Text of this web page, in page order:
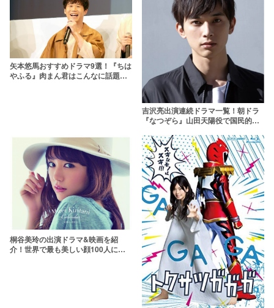
矢本悠馬おすすめドラマ9選！『ちは
やふる』肉まん君はこんなに話題作
吉沢亮出演連続ドラマ一覧！朝ドラ
『なつぞら』山田天陽役で国民的俳
桐谷美玲の出演ドラマ&映画を紹
介！世界で最も美しい顔100人に選